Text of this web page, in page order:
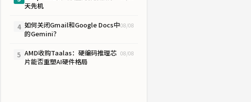
天先机
4 如何关闭Gmail和Google Docs中
的Gemini？
08/08
5 AMD收购Taalas：硬编码推理芯
片能否重塑AI硬件格局
08/08